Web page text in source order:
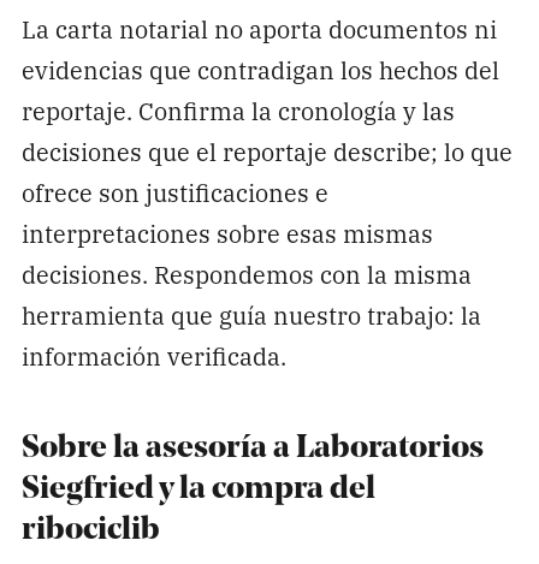
La carta notarial no aporta documentos ni
evidencias que contradigan los hechos del
reportaje. Confirma la cronología y las
decisiones que el reportaje describe; lo que
ofrece son justificaciones e
interpretaciones sobre esas mismas
decisiones. Respondemos con la misma
herramienta que guía nuestro trabajo: la
información verificada.
Sobre la asesoría a Laboratorios
Siegfried y la compra del
ribociclib